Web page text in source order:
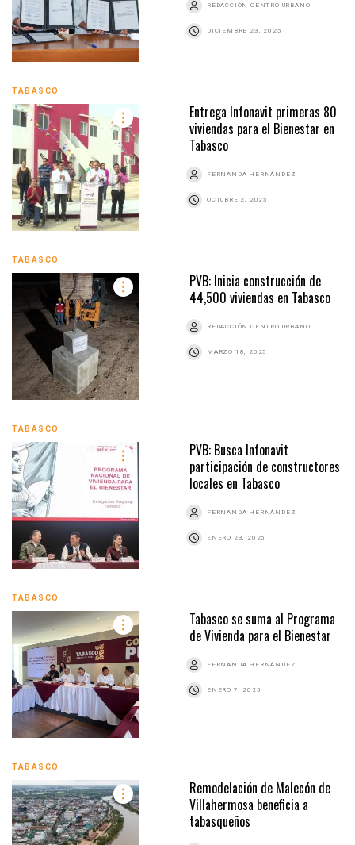
REDACCIÓN CENTRO URBANO
DICIEMBRE 23, 2025
TABASCO
Entrega Infonavit primeras 80
viviendas para el Bienestar en
Tabasco
FERNANDA HERNÁNDEZ
OCTUBRE 2, 2025
TABASCO
PVB: Inicia construcción de
44,500 viviendas en Tabasco
REDACCIÓN CENTRO URBANO
MARZO 18, 2025
TABASCO
PVB: Busca Infonavit
participación de constructores
locales en Tabasco
FERNANDA HERNÁNDEZ
ENERO 23, 2025
TABASCO
Tabasco se suma al Programa
de Vivienda para el Bienestar
FERNANDA HERNÁNDEZ
ENERO 7, 2025
TABASCO
Remodelación de Malecón de
Villahermosa beneficia a
tabasqueños